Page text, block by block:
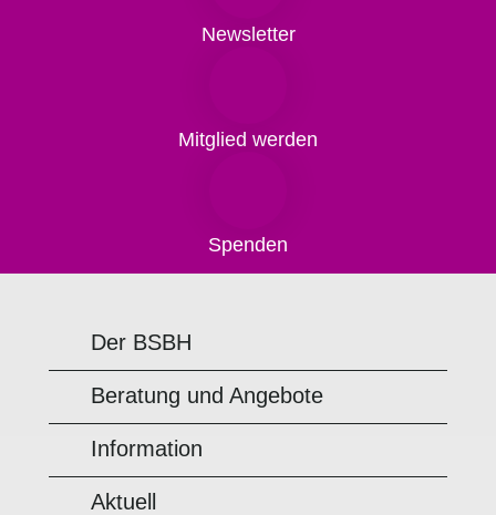
Newsletter
Mitglied werden
Spenden
Der BSBH
Beratung und Angebote
Information
Aktuell